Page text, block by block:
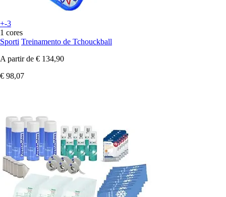
+-3
1 cores
Sporti Treinamento de Tchouckball
A partir de € 134,90
€ 98,07